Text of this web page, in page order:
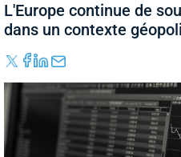
L'Europe continue de
dans un contexte